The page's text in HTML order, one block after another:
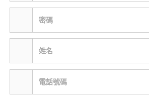
密碼
姓名
電話號碼